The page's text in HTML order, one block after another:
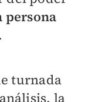
persona
turnada
la